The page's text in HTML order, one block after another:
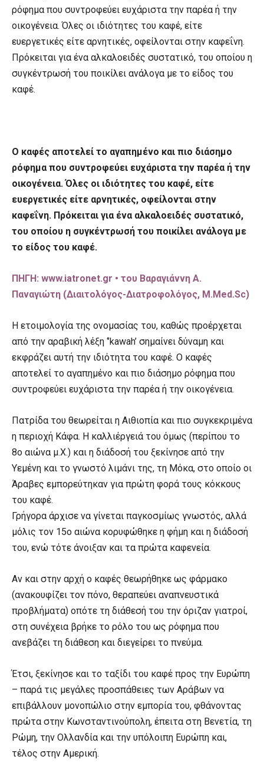
ρόφημα που συντροφεύει ευχάριστα την παρέα ή την
οικογένεια. Όλες οι ιδιότητες του καφέ, είτε
ευεργετικές είτε αρνητικές, οφείλονται στην καφεΐνη.
Πρόκειται για ένα αλκαλοειδές συστατικό, του οποίου η
συγκέντρωσή του ποικίλει ανάλογα με το είδος του
καφέ.
Ο καφές αποτελεί το αγαπημένο και πιο διάσημο
ρόφημα που συντροφεύει ευχάριστα την παρέα ή την
οικογένεια. Όλες οι ιδιότητες του καφέ, είτε
ευεργετικές είτε αρνητικές, οφείλονται στην
καφεΐνη. Πρόκειται για ένα αλκαλοειδές συστατικό,
του οποίου η συγκέντρωσή του ποικίλει ανάλογα με
το είδος του καφέ.
ΠΗΓΗ: www.iatronet.gr • του Βαραγιάννη Α.
Παναγιώτη (Διαιτολόγος-Διατροφολόγος, M.Med.Sc)
H ετοιμολογία της ονομασίας του, καθώς προέρχεται
από την αραβική λέξη ‘’kawah’ σημαίνει δύναμη και
εκφράζει αυτή την ιδιότητα του καφέ. Ο καφές
αποτελεί το αγαπημένο και πιο διάσημο ρόφημα που
συντροφεύει ευχάριστα την παρέα ή την οικογένεια.
Πατρίδα του θεωρείται η Αιθιοπία και πιο συγκεκριμένα
η περιοχή Κάφα. Η καλλιέργειά του όμως (περίπου το
8ο αιώνα μ.Χ.) και η διάδοσή του ξεκίνησε από την
Υεμένη και το γνωστό λιμάνι της, τη Μόκα, στο οποίο οι
Άραβες εμπορεύτηκαν για πρώτη φορά τους κόκκους
του καφέ.
Γρήγορα άρχισε να γίνεται παγκοσμίως γνωστός, αλλά
μόλις τον 15ο αιώνα κορυφώθηκε η φήμη και η διάδοσή
του, ενώ τότε άνοιξαν και τα πρώτα καφενεία.
Αν και στην αρχή ο καφές θεωρήθηκε ως φάρμακο
(ανακουφίζει τον πόνο, θεραπεύει αναπνευστικά
προβλήματα) οπότε τη διάθεσή του την όριζαν γιατροί,
στη συνέχεια βρήκε το ρόλο του ως ρόφημα που
ανεβάζει τη διάθεση και διεγείρει το πνεύμα.
Έτσι, ξεκίνησε και το ταξίδι του καφέ προς την Ευρώπη
– παρά τις μεγάλες προσπάθειες των Αράβων να
επιβάλλουν μονοπώλιο στην εμπορία του, φθάνοντας
πρώτα στην Κωνσταντινούπολη, έπειτα στη Βενετία, τη
Ρώμη, την Ολλανδία και την υπόλοιπη Ευρώπη και,
τέλος στην Αμερική.